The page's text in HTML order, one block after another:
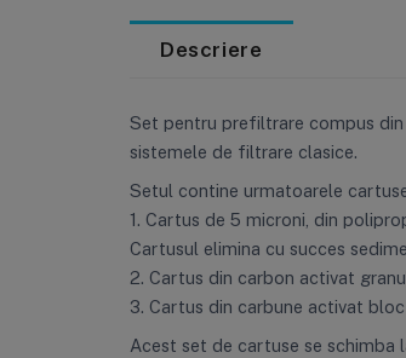
Descriere
Set pentru prefiltrare compus din
sistemele de filtrare clasice.
Setul contine urmatoarele
1. Cartus de 5 microni, din
Cartusul elimina cu succes
2. Cartus din carbon activat
3. Cartus din carbune activat
Acest set de cartuse se schimba